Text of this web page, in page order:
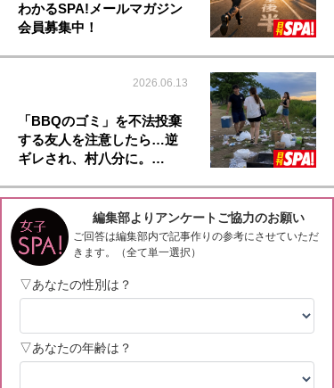
わかるSPA!メールマガジン
会員募集中！
2026.06.13
「BBQのゴミ」を不法投棄
する友人を注意したら…逆
ギレされ、村八分に。…